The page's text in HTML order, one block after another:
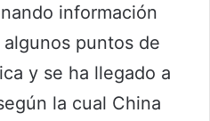
información
puntos de
y se ha llegado a
la cual China